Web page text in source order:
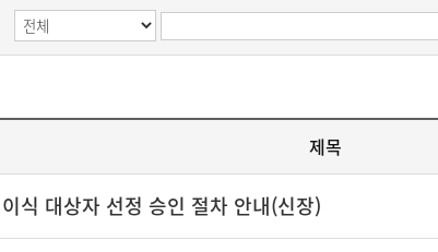
제목
식 대상자 선정 승인 절차 안내(신장)